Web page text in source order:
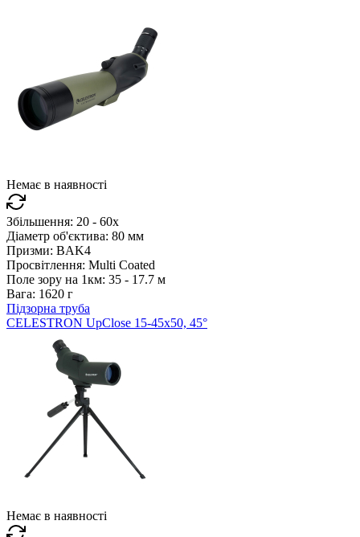
Немає в наявності
Збільшення: 20 - 60x
Діаметр об'єктива: 80 мм
Призми: BAK4
Просвітлення: Multi Coated
Поле зору на 1км: 35 - 17.7 м
Вага: 1620 г
Підзорна труба
CELESTRON UpClose 15-45x50, 45°
Немає в наявності